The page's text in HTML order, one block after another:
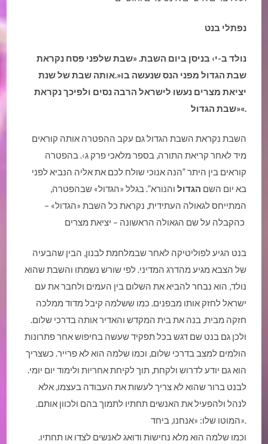
נפתלי בנט
נולד ב-י› בניסן ביום השבת .
«שבת שלפני פסח נקראת
שבת הגדול מפני הנס שנעשה בו«.אותה שבת של שנת
יציאת מצרים נעשו לישראל הרבה נסים ולפיכך נקראת
«שבת הגדול«.
השבת נקראת השבת הגדול גם עקב ההפטרה אותה קוראים
מיד לאחר קריאת התורה, בספר מלאכי פרק ג›. בהפטרה
קוראים בין היתר ”הנה אנוכי שולח לכם את אליה הנביא לפני
בא יום השם הגדול והנורא”. בגלל «הגדול» שבהפטרה,
המתייחס לגאולה העתידית, נקראת כל השבת «הגדול» –
בנט הגיע לפוליטיקה לאחר שבמלחמת לבנון, הבין שהבעיה
של הצבא מגיע מהדרג המדיני. לפי שורש נשמתו והשבת שהוא
נולד, הוא נבחר להביא את השלום בין העמים ולחבר את עם
ישראל לחזק אותו מבפנים. כמו ששלמה קיבל מדוד ממלכה
חזקה מבית, בנה את בית המקדש והאדיר אותה בדרכי שלום.
ולכן גם בנט שם דגש בכל תפקיד שעשה בחיפוש אחר פתרונות
הולמים למצב בדרכי שלום, וכמו שלמה הוא לא פרייר. כשצריך
הוא גם יודע לדרוש ולקחת, תוך לקיחת אחריות ולימוד יום יומי.
לבנט ברור שהוא לא צריך לעשות את העבודה בעצמו, אלא
לנהל ולהפעיל את האנשים תחתיו לתמוך בהם ולכוון אותם.
המוטו שלו: «אנחנו, ביחד».